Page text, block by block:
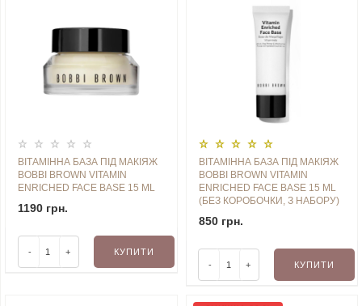
ВІТАМІННА БАЗА ПІД МАКІЯЖ
BOBBI BROWN VITAMIN
ENRICHED FACE BASE 15 ML
1190 грн.
- + КУПИТИ
ВІТАМІННА БАЗА ПІД МАКІЯЖ
BOBBI BROWN VITAMIN
ENRICHED FACE BASE 15 ML
(БЕЗ КОРОБОЧКИ, З НАБОРУ)
850 грн.
- + КУПИТИ